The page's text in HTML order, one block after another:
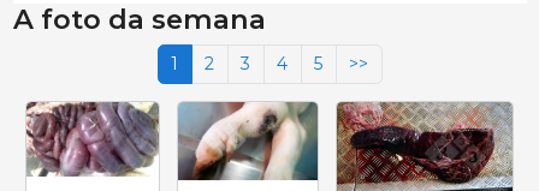
A foto da semana
1 2 3 4 5 >>